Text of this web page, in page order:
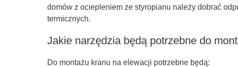
domów z ociepleniem ze styropianu należy dobrać
termicznych.
Jakie narzędzia będą potrzebne do
Do montażu kranu na elewacji potrzebne będą: